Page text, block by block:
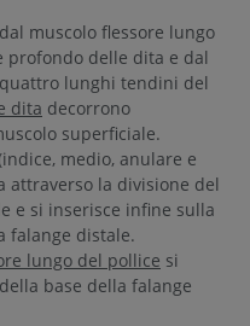
muscolo flessore lungo
profondo delle dita e dal
lunghi tendini del
dita decorrono
superficiale.
medio, anulare e
attraverso la divisione del
e si inserisce infine sulla
falange distale.
lungo del pollice si
base della falange